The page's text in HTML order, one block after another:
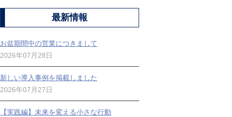
最新情報
お盆期間中の営業につきまして
2026年07月28日
新しい導入事例を掲載しました
2026年07月27日
【実践編】未来を変える小さな行動